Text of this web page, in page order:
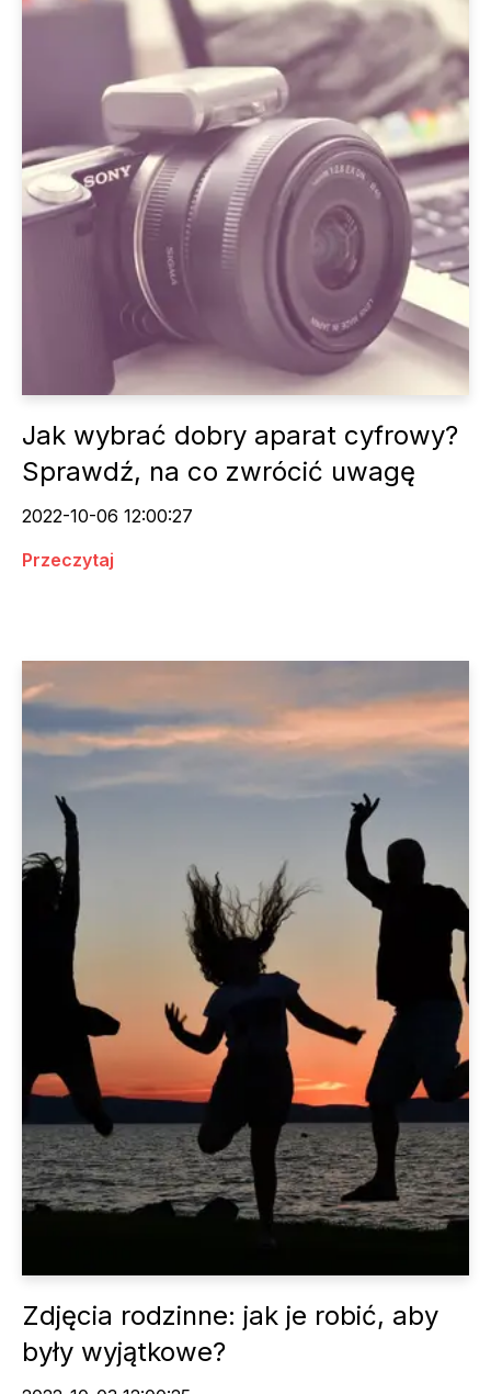
Jak wybrać dobry aparat cyfrowy?
Sprawdź, na co zwrócić uwagę
2022-10-06 12:00:27
Przeczytaj
Zdjęcia rodzinne: jak je robić, aby
były wyjątkowe?